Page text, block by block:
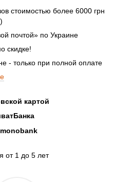
стоимостью более 6000 грн
почтой» по Украине
скидке!
- только при полной оплате
картой
от 1 до 5 лет